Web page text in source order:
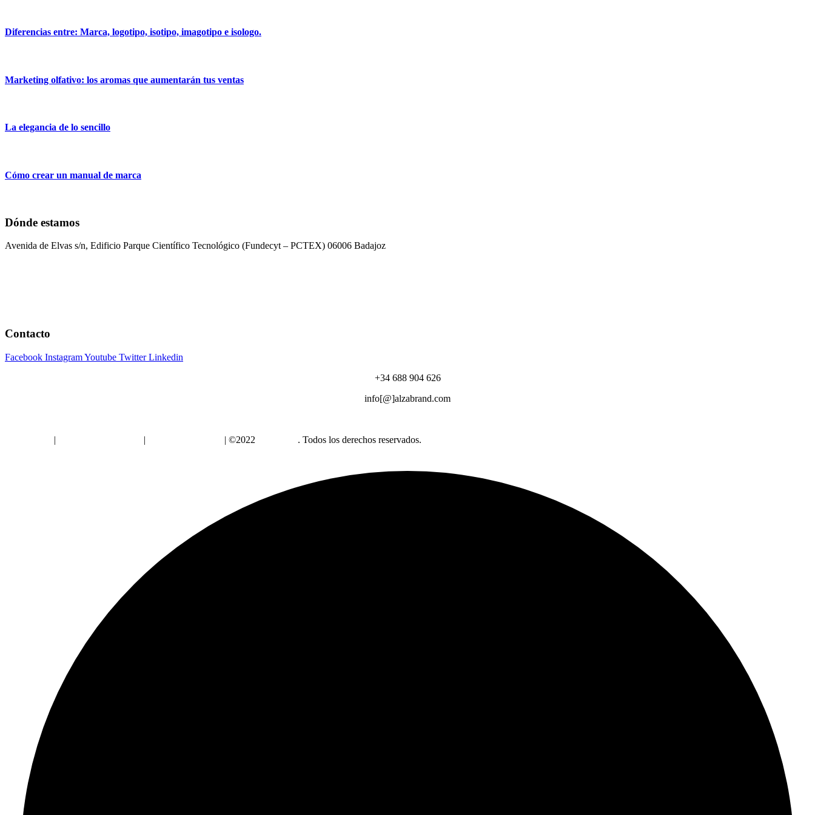
Diferencias entre: Marca, logotipo, isotipo, imagotipo e isologo.
Marketing olfativo: los aromas que aumentarán tus ventas
La elegancia de lo sencillo
Cómo crear un manual de marca
Dónde estamos
Avenida de Elvas s/n, Edificio Parque Científico Tecnológico (Fundecyt – PCTEX) 06006 Badajoz
Contacto
Facebook InstagramYoutube Twitter Linkedin
+34 688 904 626
info[@]alzabrand.com
| | | ©2022 . Todos los derechos reservados.